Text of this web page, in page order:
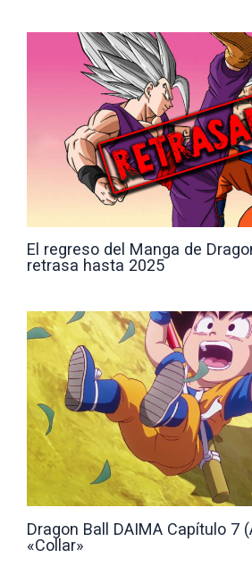
El regreso del Manga de
retrasa hasta 2025
Dragon Ball DAIMA Capítulo 7
«Collar»